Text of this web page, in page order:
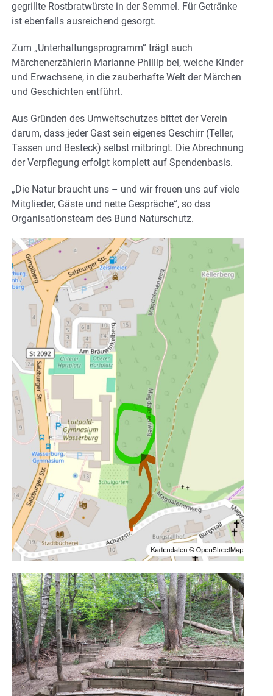
gegrillte Rostbratwürste in der Semmel. Für Getränke
ist ebenfalls ausreichend gesorgt.
Zum „Unterhaltungsprogramm“ trägt auch
Märchenerzählerin Marianne Phillip bei, welche Kinder
und Erwachsene, in die zauberhafte Welt der Märchen
und Geschichten entführt.
Aus Gründen des Umweltschutzes bittet der Verein
darum, dass jeder Gast sein eigenes Geschirr (Teller,
Tassen und Besteck) selbst mitbringt. Die Abrechnung
der Verpflegung erfolgt komplett auf Spendenbasis.
„Die Natur braucht uns – und wir freuen uns auf viele
Mitglieder, Gäste und nette Gespräche“, so das
Organisationsteam des Bund Naturschutz.